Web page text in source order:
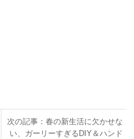
次の記事：春の新生活に欠かせな
い、ガーリーすぎるDIY＆ハンド